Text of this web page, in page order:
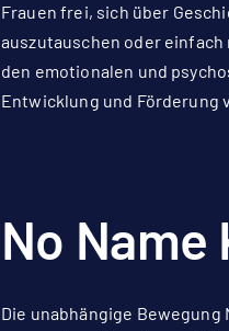
Frauen frei, sich über
auszutauschen oder
den emotionalen und
Entwicklung und Förderung
No Name
Die unabhängige